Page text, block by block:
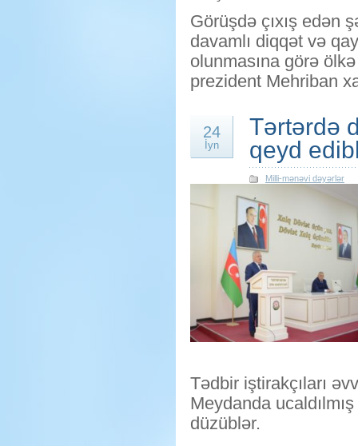
Görüşdə çıxış edən
davamlı diqqət və
olunmasına görə
prezident Mehriban
24
İyn
Tərtərdə
qeyd
Milli-mənəvi dəyərlər
Tədbir iştirakçıları
Meydanda
düzüblər.